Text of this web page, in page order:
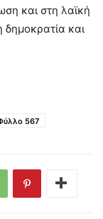
και στη λαϊκή
δημοκρατία και
567